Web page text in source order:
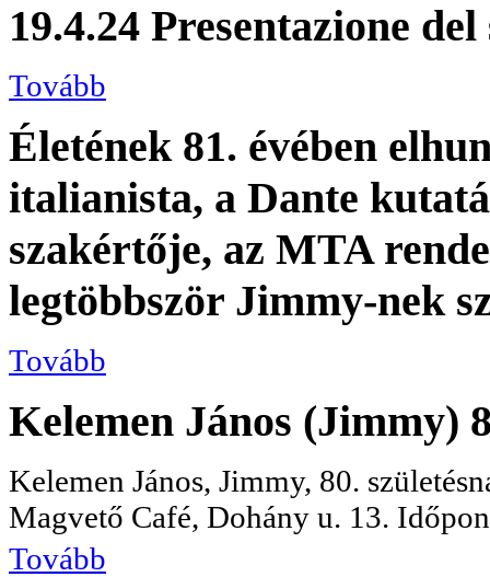
19.4.24 Presentazione
Tovább
Életének 81. évében
italianista, a Dante
szakértője, az MTA
legtöbbször Jimmy-nek
Tovább
Kelemen János (Jimmy)
Kelemen János, Jimmy, 80.
Magvető Café, Dohány u. 13.
Tovább